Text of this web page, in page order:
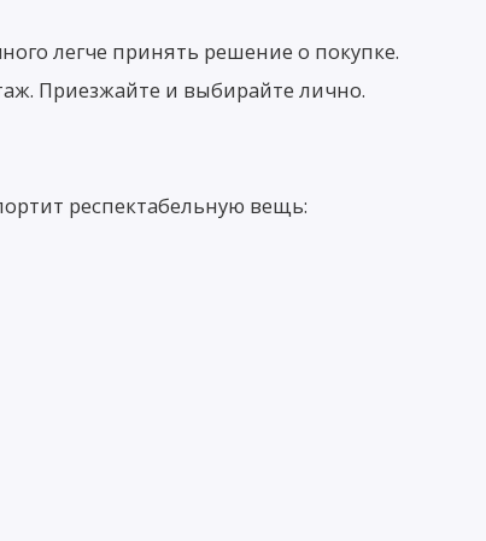
легче принять решение о покупке.
Приезжайте и выбирайте лично.
респектабельную вещь: